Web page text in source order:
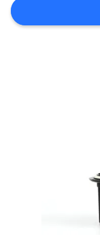
KEBIJAKAN
PRIVASI